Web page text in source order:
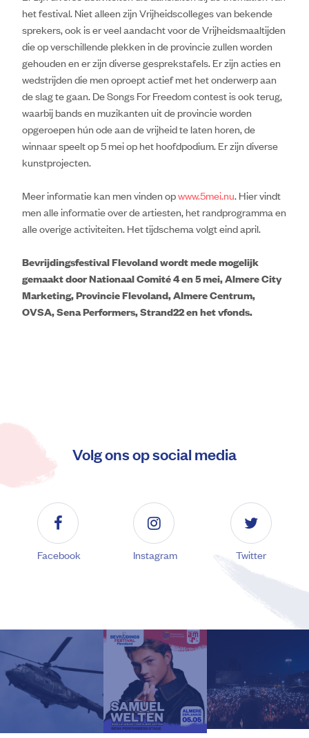
het festival. Niet alleen zijn Vrijheidscolleges van bekende
sprekers, ook is er veel aandacht voor de Vrijheidsmaaltijden
die op verschillende plekken in de provincie zullen worden
gehouden en er zijn diverse gesprekstafels. Er zijn acties en
wedstrijden die men oproept actief met het onderwerp aan
de slag te gaan. De Songs For Freedom contest is ook terug,
waarbij bands en muzikanten uit de provincie worden
opgeroepen hún ode aan de vrijheid te laten horen, de
winnaar speelt op 5 mei op het hoofdpodium. Er zijn diverse
kunstprojecten.
Meer informatie kan men vinden opwww.5mei.nu. Hier vindt
men alle informatie over de artiesten, het randprogramma en
alle overige activiteiten. Het tijdschema volgt eind april.
Bevrijdingsfestival Flevoland wordt mede mogelijk
gemaakt door Nationaal Comité 4 en 5 mei, Almere City
Marketing, Provincie Flevoland, Almere Centrum,
OVSA, Sena Performers, Strand22 en het vfonds.
Volg ons op social media
Facebook Instagram Twitter